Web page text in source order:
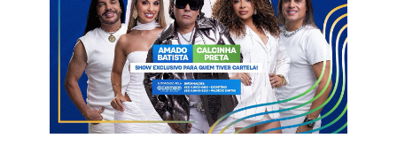
Informações com Secom PB
Cirurgias
Hospital regional de Catolé do Rocha Plantão